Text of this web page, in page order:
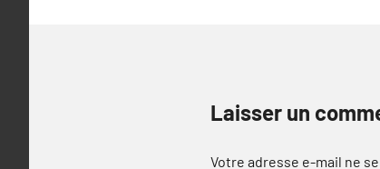
Laisser un
Votre adresse e-mail ne